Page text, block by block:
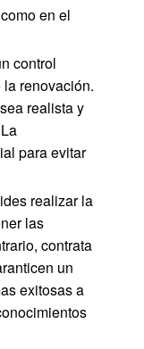
en el
control
renovación.
realista y
para evitar
realizar la
las
contrata
un
exitosas a